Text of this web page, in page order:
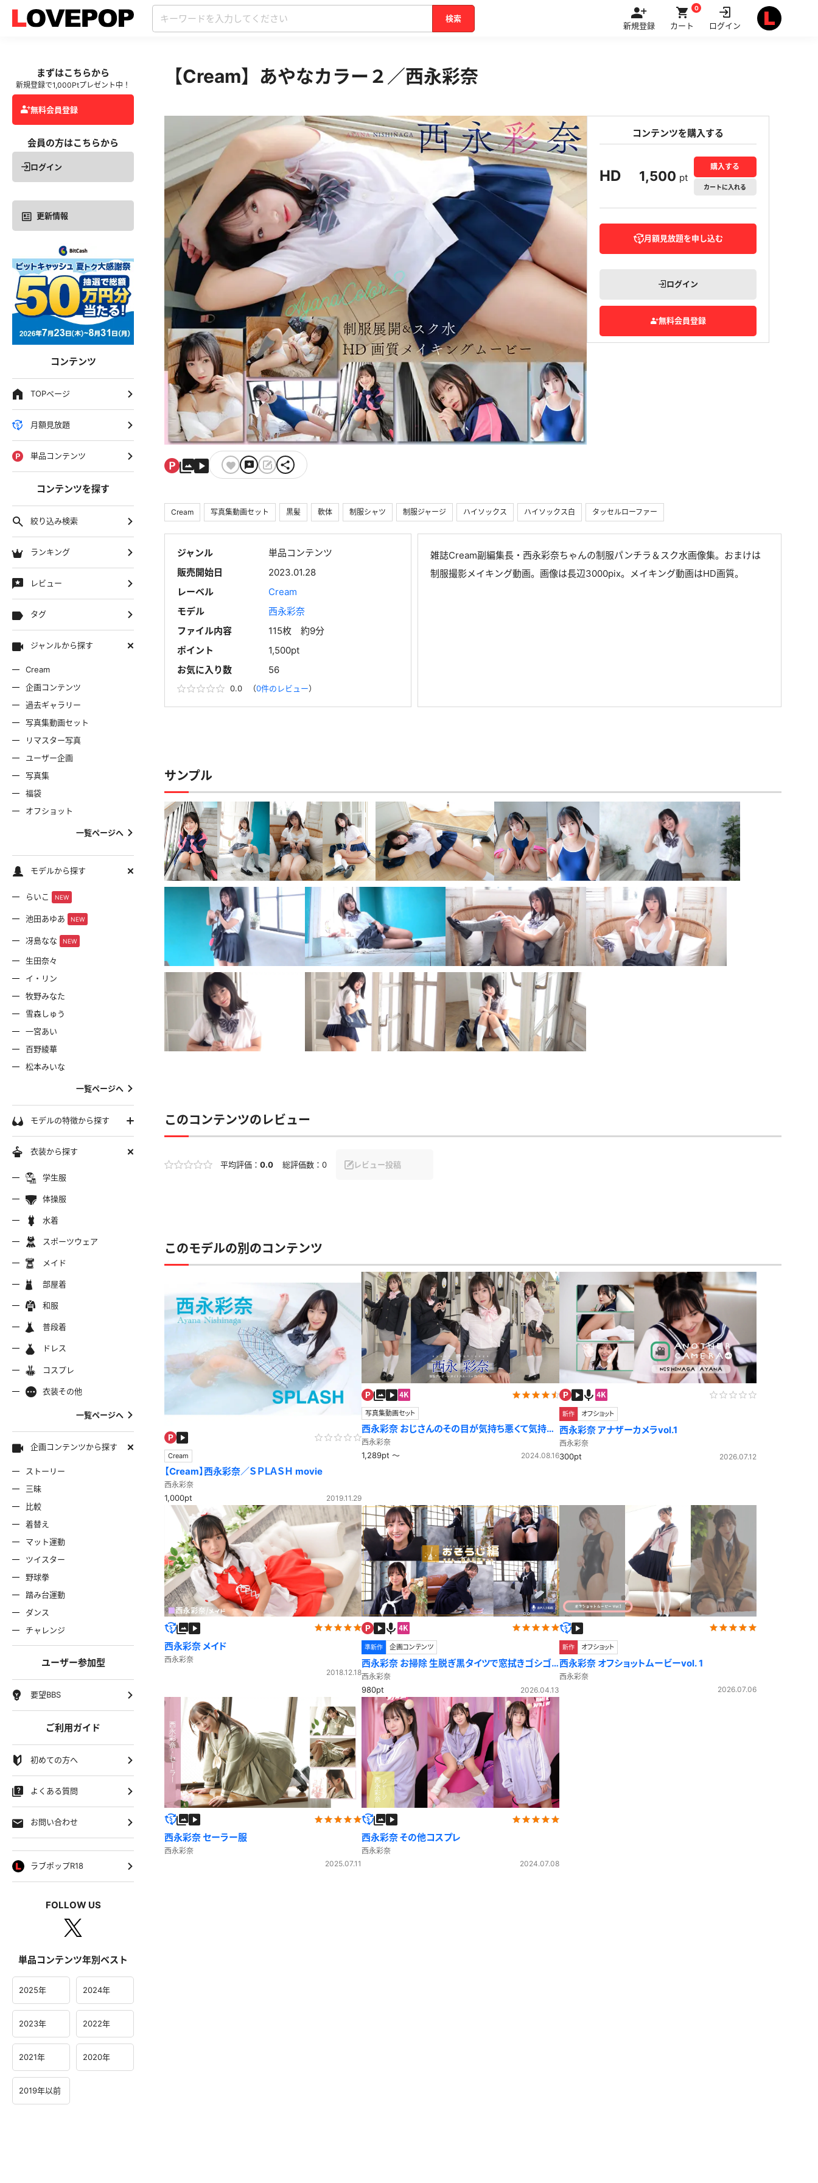
検索
新規登録 カート
0
ログイン
ラー夏服
ジャージ 制服ニットベスト
ベスト
ワンピース 制服コスプレ
服
ミズ
リーダー マーチングバンド
タード ジャージ
リー
ミソール Tシャツ
ワンピース
ディングドレス わんぱくスタイル
ウィン サバゲー
タオル コート
ディガン ニットベスト
まずはこちらから
新規登録で1,000Ptプレゼント中！
無料会員登録
会員の方はこちらから
ログイン
更新情報
コンテンツ
TOPページ
月額見放題
単品コンテンツ
コンテンツを探す
絞り込み検索
ランキング
レビュー
タグ
ジャンルから探す
Cream
企画コンテンツ
過去ギャラリー
写真集動画セット
リマスター写真
ユーザー企画
写真集
福袋
オフショット
一覧ページへ
モデルから探す
らいこ NEW
池田あゆあ NEW
冴島なな NEW
生田奈々
イ・リン
牧野みなた
雪森しゅう
一宮あい
百野綾華
松本みいな
一覧ページへ
モデルの特徴から探す
スレンダー
ムチムチ
ミニマム
色白
美脚
美尻
ちっぱい
衣装から探す
学生服
セーラー服 セーラーブレザー ブレザー 制服カーディガン
制服ジャンパースカート 制服ワンピース
体操服
水着
マイクロビキニ
スポーツウェア スポーツウェア
スパッツ ジャージ
メイド
ふりふり衣装
部屋着
部屋着 キャミソール 彼シャツ Tシャツ
和服
浴衣 巫女 着物 袴
普段着 普段着 私服 デニムスカート ワンピース
ホットパンツ 地雷風コーデ ジーンズ
ドレス
チャイナドレス ウェディングドレス
コスプレ コスプレ レースリミテーション わんぱくスタイル アイドル風
ハロウィン サバゲー
衣装その他
ナース 下着 ミニスカ エプロン
バスタオル 透け コート
セーター カーディガン ニットベスト
一覧ページへ
企画コンテンツから探す
ストーリー
三昧
比較
着替え
マット運動
ツイスター
野球拳
踏み台運動
ダンス
チャレンジ
ユーザー参加型
要望BBS
ご利用ガイド
初めての方へ
よくある質問
お問い合わせ
ラブポップR18
FOLLOW US
単品コンテンツ年別ベスト
2025年 2024年
2023年 2022年
2021年 2020年
2019年以前
【Cream】あやなカラー２／西永彩奈
コンテンツを購入する
HD 1,500 pt
購入する
カートに入れる
月額見放題を申し込む
ログイン
無料会員登録
Cream 写真集動画セット 黒髪 軟体 制服シャツ 制服ジャージ ハイソックス ハイソックス白 タッセルローファー
ジャンル
単品コンテンツ
販売開始日
2023.01.28
レーベル
Cream
モデル
西永彩奈
ファイル内容
115枚 約9分
ポイント
1,500pt
お気に入り数
56
0.0 （0件のレビュー）
雑誌Cream副編集長・西永彩奈ちゃんの制服パンチラ＆スク水画像集。おまけは
制服撮影メイキング動画。画像は長辺3000pix。メイキング動画はHD画質。
サンプル
このコンテンツのレビュー
平均評価： 0.0 総評価数： 0 レビュー投稿
このモデルの別のコンテンツ
Cream
【Cream】西永彩奈／ＳＰＬＡＳＨ movie
西永彩奈
1,000pt 2019.11.29
写真集動画セット
西永彩奈 おじさんのその目が気持ち悪くて気持ち
いい ブレザー
西永彩奈
1,289pt ～ 2024.08.16
新作 オフショット
西永彩奈 アナザーカメラvol.1
西永彩奈
300pt 2026.07.12
西永彩奈 メイド
西永彩奈
2018.12.18
準新作 企画コンテンツ
西永彩奈 お掃除 生脱ぎ黒タイツで窓拭きゴシゴ
シ☆
西永彩奈
980pt 2026.04.13
新作 オフショット
西永彩奈 オフショットムービーvol. 1
西永彩奈
2026.07.06
西永彩奈 セーラー服
西永彩奈
2025.07.11
西永彩奈 その他コスプレ
西永彩奈
2024.07.08